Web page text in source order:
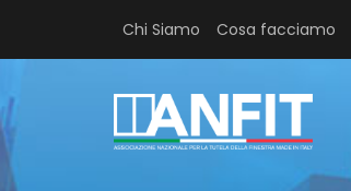
Chi Siamo Cosa facciamo